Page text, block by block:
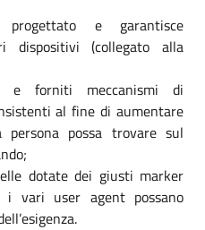
e garantisce
dispositivi (collegato alla
e forniti meccanismi di
al fine di aumentare
possa trovare sul
dotate dei giusti marker
vari user agent possano